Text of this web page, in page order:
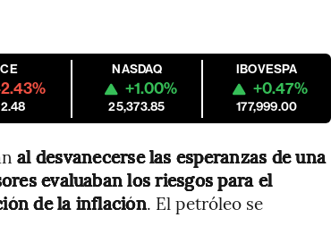
NASDAQ
+1.00%
25,373.85
IBOVESPA
+0.47%
177,999.00
al desvanecerse las esperanzas de una
evaluaban los riesgos para el
de la inflación. El petróleo se